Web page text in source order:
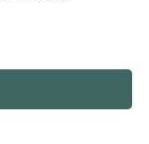
materiaal maakt
gemakkelijk
waar zowel
Geschikt voor zowel
centimeter is Volt